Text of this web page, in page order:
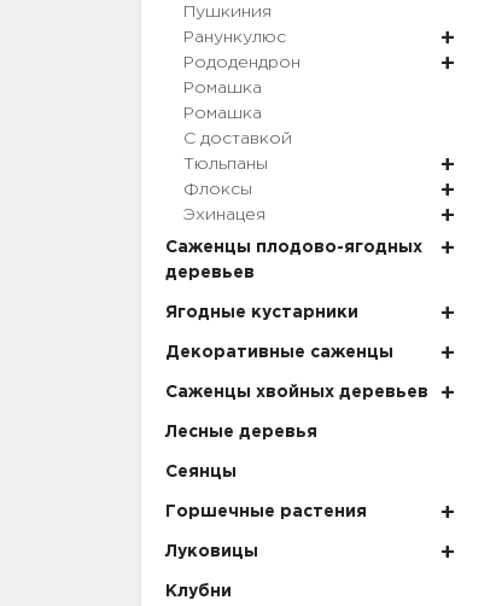
Пушкиния
Ранункулюс
Рододендрон
Ромашка
Ромашка
С доставкой
Тюльпаны
Флоксы
Эхинацея
Саженцы плодово-ягодных
деревьев
Ягодные кустарники
Декоративные саженцы
Саженцы хвойных деревьев
Лесные деревья
Сеянцы
Горшечные растения
Луковицы
Клубни